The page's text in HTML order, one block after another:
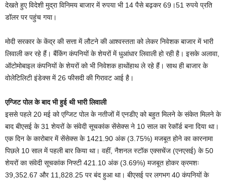
देखते हुए विदेशी मुद्रा विनिमय बाजार में रुपया भी 14 पैसे बढ़कर 69।51 रुपये प्रति
डॉलर पर पहुंच गया।
मोदी सरकार के केंद्र की सत्ता में लौटने की आश्वस्तता को लेकर निवेशक बाजार में भारी
लिवाली कर रहे हैं। बैंकिंग कंपनियों के शेयरों में धुआंधार लिवाली हो रही है। इसके अलावा,
ऑटोमोबाइल कंपनियों के शेयरों को भी निवेशक हाथोंहाथ ले रहे हैं। साथ ही बाजार के
वोलेटिलिटी इंडेक्स में 26 फीसदी की गिरावट आई है।
एग्जिट पोल के बाद भी हुई थी भारी लिवाली
इससे पहले 20 मई को एग्जिट पोल के नतीजों में एनडीए को बहुत मिलने के संकेत मिलने के
बाद बीएसई के 31 शेयरों के संवेदी सूचकांक सेंसेक्स ने 10 साल का रेकॉर्ड बना दिया था।
एक दिन के कारोबार में सेंसेक्स के 1421.90 अंक (3.75%) मजबूत होने का कारनामा
पिछले 10 साल में पहली बार किया था। वहीं, नैशनल स्टॉक एक्सचेंज (एनएसई) के 50
शेयरों का संवेदी सूचकांक निफ्टी 421.10 अंक (3.69%) मजबूत होकर क्रमशः
39,352.67 और 11,828.25 पर बंद हुआ था। बीएसई पर लगभग 40 कंपनियों के